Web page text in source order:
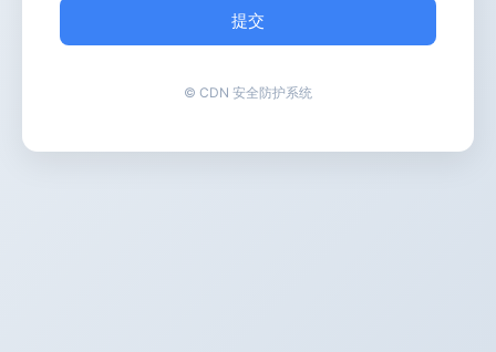
提交
© CDN 安全防护系统